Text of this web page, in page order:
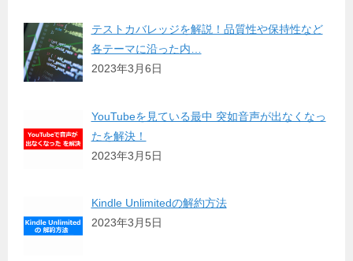
テストカバレッジを解説！品質性や保持性など
各テーマに沿った内…
2023年3月6日
YouTubeを見ている最中 突如音声が出なくなっ
たを解決！
2023年3月5日
Kindle Unlimitedの解約方法
2023年3月5日